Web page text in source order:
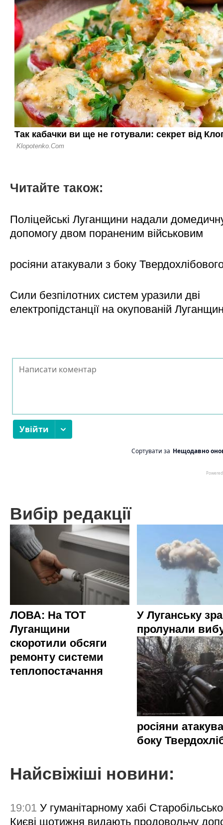
Читайте також:
Поліцейські Луганщини надали
допомогу двом пораненим військовим
росіяни атакували з боку
Сили безпілотних систем уразили дві
електропідстанції на окупованій
Вибір редакції
ЛОВА: На ТОТ
Луганщини
скоротили обсяги
ремонту системи
теплопостачання
У Луганську
пролунали
росіяни
боку
Найсвіжіші новини:
19:01 У гуманітарному хабі
Києві щотижня видають продовольчу